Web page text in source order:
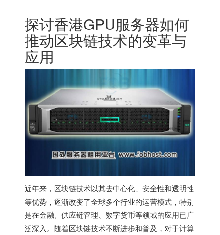
探讨香港GPU服务器如何
推动区块链技术的变革与
应用
近年来，区块链技术以其去中心化、安全性和透明性
等优势，逐渐改变了全球多个行业的运营模式，特别
是在金融、供应链管理、数字货币等领域的应用已广
泛深入。随着区块链技术不断进步和普及，对于计算